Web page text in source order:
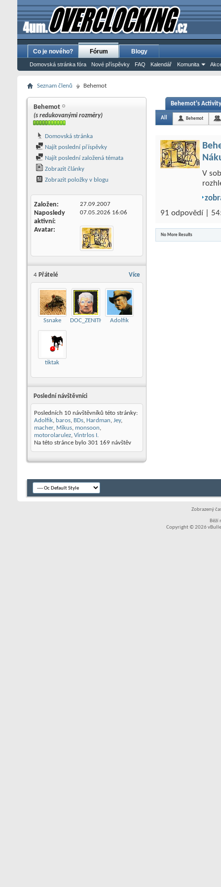
Co je nového? Fórum
Domovská stránka fóra Nové příspěvky FAQ Kalendář Komunita
Blogy
Seznam členů Behemot
Behemot
(s redukovanými rozměry)
Domovská stránka
Najít poslední příspěvky
Najít poslední založená témata
Zobrazit články
Zobrazit položky v blogu
Založen 27.09.2007
Naposledy
aktivní
07.05.2026 16:06
Avatar
Více
4 Přátelé
Ssnake DOC_ZENITH Adolfik
tiktak
Poslední návštěvníci
Posledních 10 návštěvníků této stránky:
Adolfik, baros, BDs, Hardman, Jey,
macher, Mikus, monsoon,
motorolarulez, Vintrlos I.
Na této stránce bylo 301 169 návštěv
Behemot's Activity
All Behemot
V
91 odpovědí |
No More Results
Zobrazený
Běží
Copyright © 2026